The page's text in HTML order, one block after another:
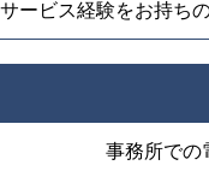
サービス経験をお持ち
事務所での